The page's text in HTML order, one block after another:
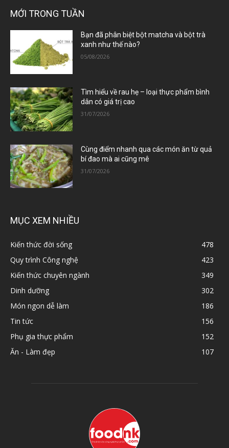
MỚI TRONG TUẦN
Bạn đã phân biệt bột matcha và bột trà
xanh như thế nào?
05/08/2026
Tìm hiểu về rau hẹ – loại thực phẩm bình
dân có giá trị cao
31/07/2026
Cùng điểm nhanh qua các món ăn từ quả
bí đao mà ai cũng mê
31/07/2026
MỤC XEM NHIỀU
Kiến thức đời sống
478
Quy trình Công nghệ
423
Kiến thức chuyên ngành
349
Dinh dưỡng
302
Món ngon dễ làm
186
Tin tức
156
Phụ gia thực phẩm
152
Ăn - Làm đẹp
107